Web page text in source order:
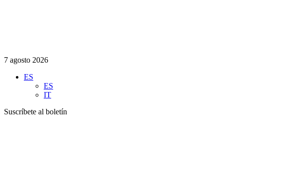
7 agosto 2026
ES
ES
IT
Suscríbete al boletín